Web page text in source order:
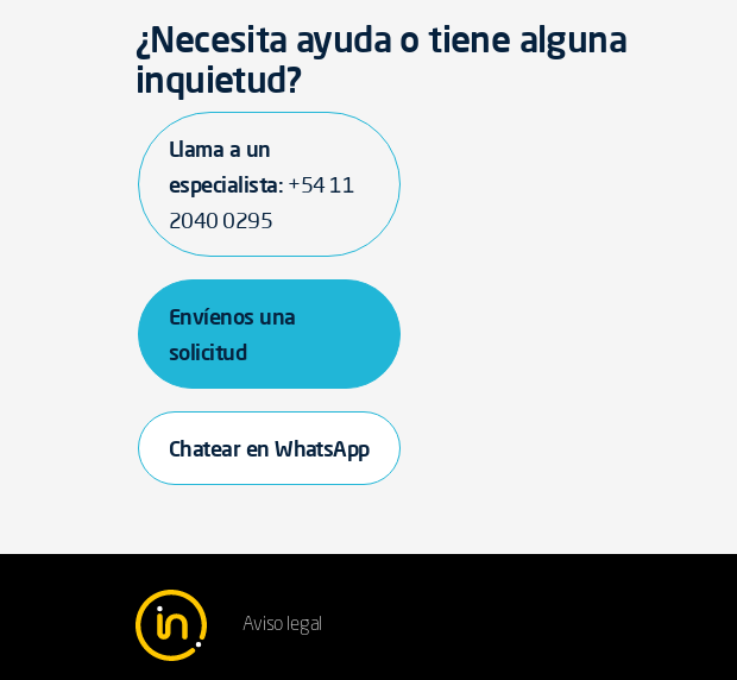
¿Necesita ayuda o tiene alguna
inquietud?
Llama a un
especialista: +54 11
2040 0295
Envíenos una
solicitud
Chatear en WhatsApp
Aviso legal